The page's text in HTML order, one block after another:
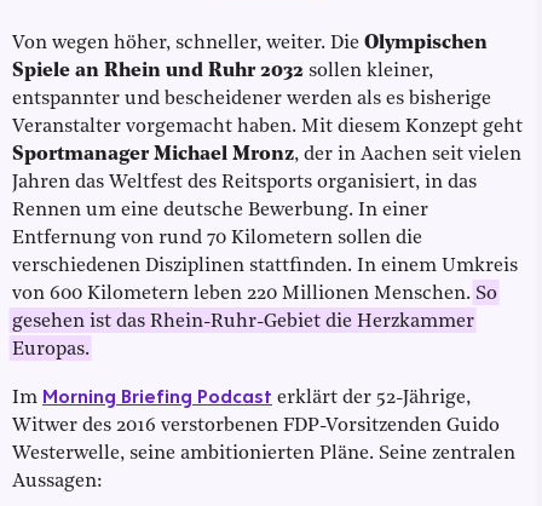
Von wegen höher, schneller, weiter. Die Olympischen
Spiele an Rhein und Ruhr 2032 sollen kleiner,
entspannter und bescheidener werden als es bisherige
Veranstalter vorgemacht haben. Mit diesem Konzept geht
Sportmanager Michael Mronz, der in Aachen seit vielen
Jahren das Weltfest des Reitsports organisiert, in das
Rennen um eine deutsche Bewerbung. In einer
Entfernung von rund 70 Kilometern sollen die
verschiedenen Disziplinen stattfinden. In einem Umkreis
von 600 Kilometern leben 220 Millionen Menschen. So
gesehen ist das Rhein-Ruhr-Gebiet die Herzkammer
Europas.
Im Morning Briefing Podcast erklärt der 52-Jährige,
Witwer des 2016 verstorbenen FDP-Vorsitzenden Guido
Westerwelle, seine ambitionierten Pläne. Seine zentralen
Aussagen: